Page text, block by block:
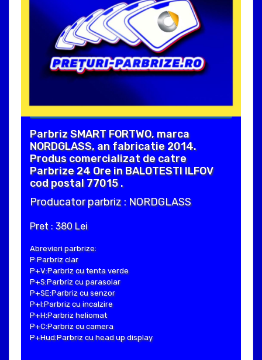
Parbriz SMART FORTWO, marca
NORDGLASS, an fabricatie 2014.
Produs comercializat de catre
Parbrize 24 Ore in BALOTESTI ILFOV
cod postal 77015 .
Producator parbriz : NORDGLASS
Pret : 380 Lei
Abrevieri parbrize:
P:Parbriz clar
P+V:Parbriz cu tenta verde
P+S:Parbriz cu parasolar
P+SE:Parbriz cu senzor
P+I:Parbriz cu incalzire
P+H:Parbriz heliomat
P+C:Parbriz cu camera
P+Hud:Parbriz cu head up display